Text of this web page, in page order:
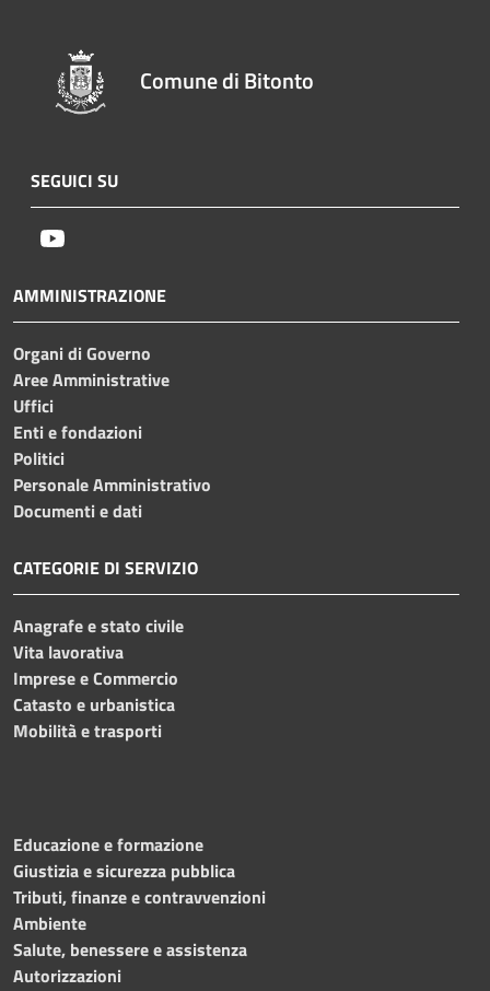
Comune di Bitonto
SEGUICI SU
AMMINISTRAZIONE
Organi di Governo
Aree Amministrative
Uffici
Enti e fondazioni
Politici
Personale Amministrativo
Documenti e dati
CATEGORIE DI SERVIZIO
Anagrafe e stato civile
Vita lavorativa
Imprese e Commercio
Catasto e urbanistica
Mobilità e trasporti
Educazione e formazione
Giustizia e sicurezza pubblica
Tributi, finanze e contravvenzioni
Ambiente
Salute, benessere e assistenza
Autorizzazioni